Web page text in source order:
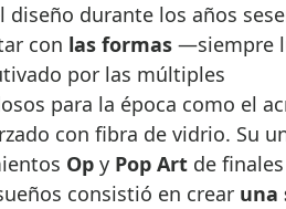
durante los años
con las formas —siempre
por las múltiples
para la época como el
con fibra de vidrio. Su
Opy Pop Artde
consistió en crear una